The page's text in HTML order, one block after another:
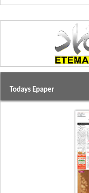
Todays Epaper